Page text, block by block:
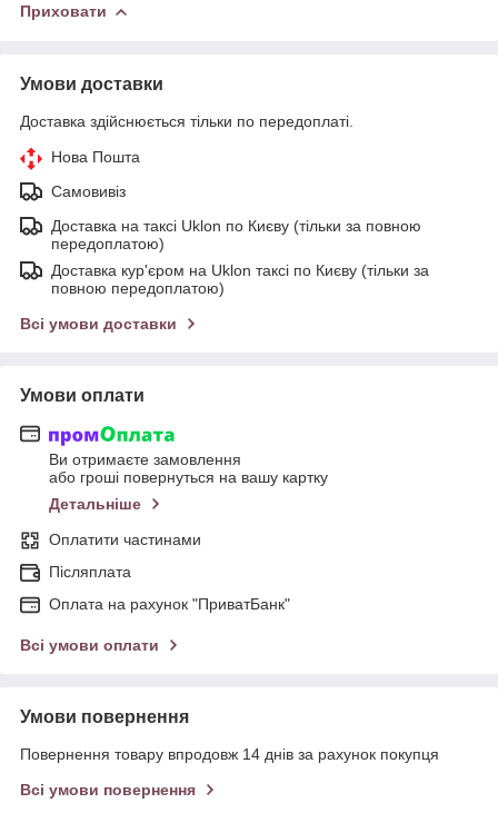
Приховати
Умови доставки
Доставка здійснюється тільки по передоплаті.
Нова Пошта
Самовивіз
Доставка на таксі Uklon по Києву (тільки за повною
передоплатою)
Доставка кур'єром на Uklon таксі по Києву (тільки за
повною передоплатою)
Всі умови доставки
Умови оплати
Ви отримаєте замовлення
або гроші повернуться на вашу картку
Детальніше
Оплатити частинами
Післяплата
Оплата на рахунок "ПриватБанк"
Всі умови оплати
Умови повернення
Повернення товару впродовж 14 днів за рахунок покупця
Всі умови повернення